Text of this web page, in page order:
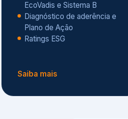
EcoVadis e Sistema B
Diagnóstico de aderência e
Plano de Ação
Ratings ESG
Saiba mais